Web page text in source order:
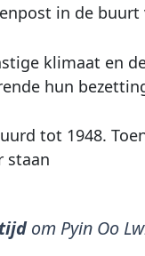
in de buurt
klimaat en
hun
tot 1948.
staan
om Pyin Oo